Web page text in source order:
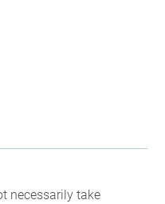
necessarily take